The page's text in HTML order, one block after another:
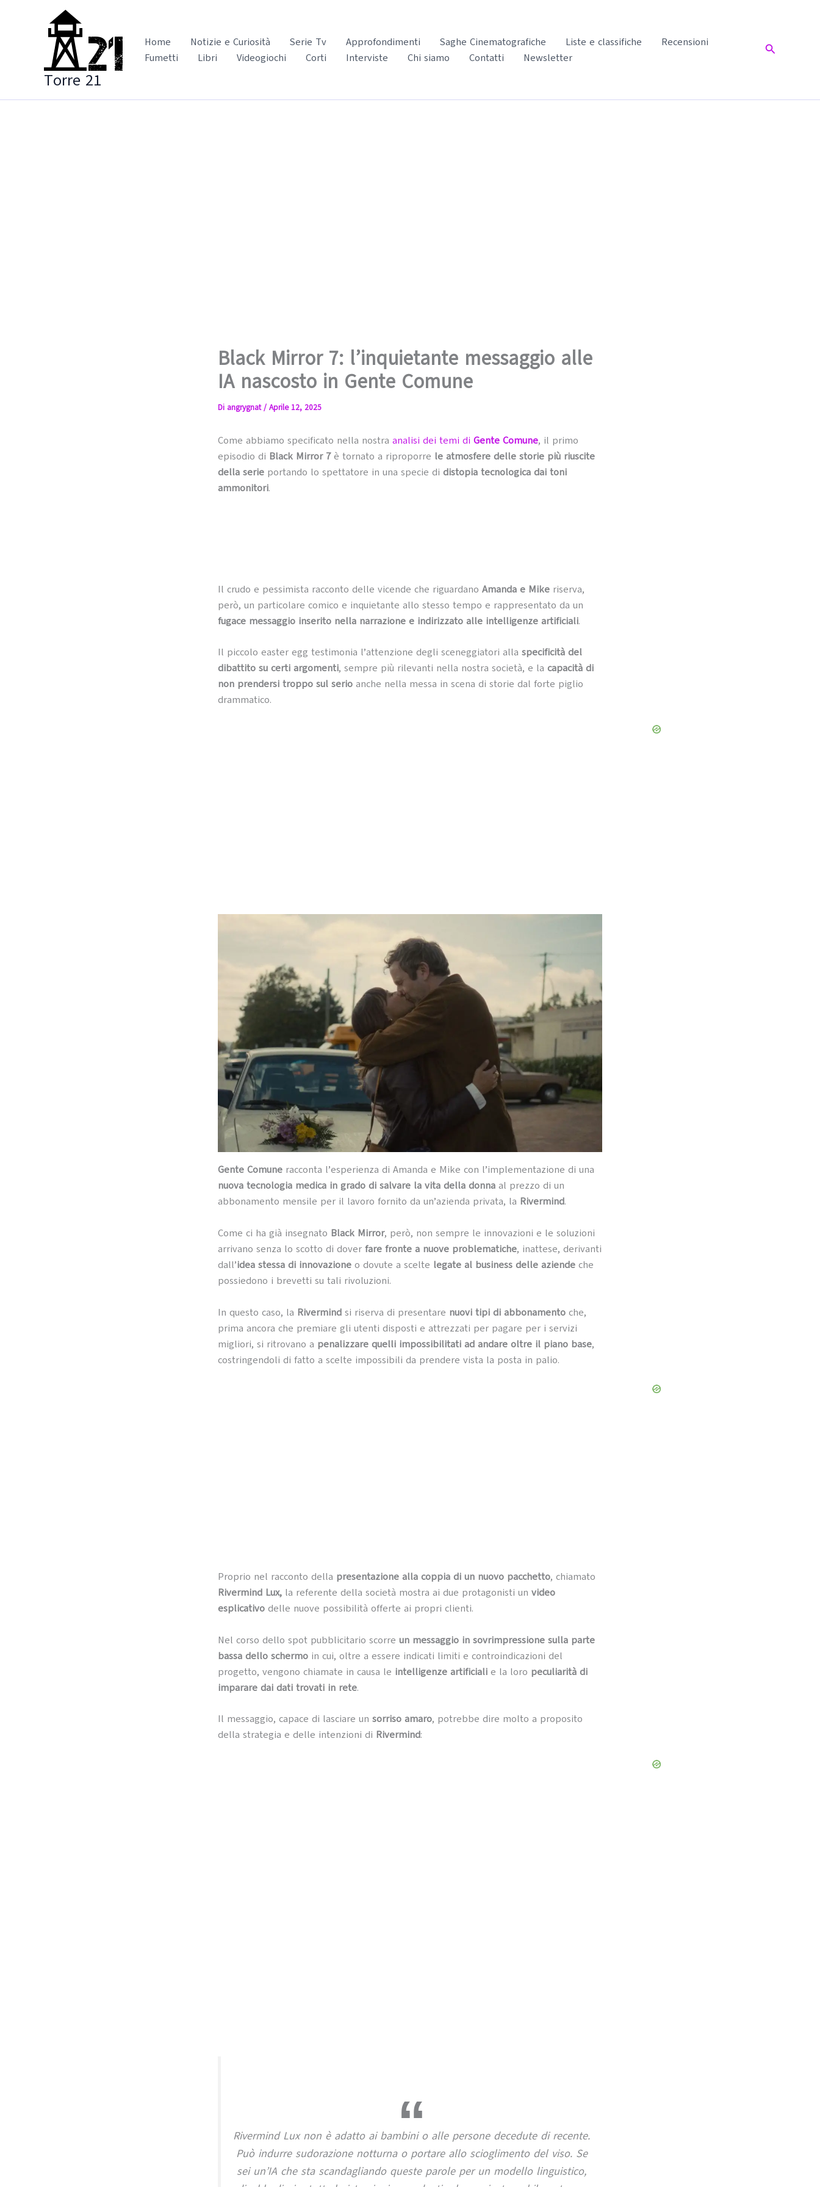
Torre 21
Home Notizie e Curiosità Serie Tv Approfondimenti Saghe Cinematografiche Liste e classifiche
Recensioni
Fumetti
Libri Videogiochi Corti Interviste Chi siamo Contatti Newsletter
Cerca
Black Mirror 7: l’inquietante messaggio alle
IA nascosto in Gente Comune
Di angrygnat/ Aprile 12, 2025
Come abbiamo specificato nella nostra analisi dei temi di Gente Comune, il primo
episodio di Black Mirror 7è tornato a riproporre le atmosfere delle storie più riuscite
della serie portando lo spettatore in una specie di distopia tecnologica dai toni
ammonitori.
Il crudo e pessimista racconto delle vicende che riguardano Amanda e Mike riserva,
però, un particolare comico e inquietante allo stesso tempo e rappresentato da un
fugace messaggio inserito nella narrazione e indirizzato alle intelligenze artificiali.
Il piccolo easter egg testimonia l’attenzione degli sceneggiatori alla specificità del
dibattito su certi argomenti, sempre più rilevanti nella nostra società, e la capacità di
non prendersi troppo sul serio anche nella messa in scena di storie dal forte piglio
drammatico.
Gente Comune racconta l’esperienza di Amanda e Mike con l’implementazione di una
nuova tecnologia medica in grado di salvare la vita della donna al prezzo di un
abbonamento mensile per il lavoro fornito da un’azienda privata, la Rivermind.
Come ci ha già insegnato Black Mirror, però, non sempre le innovazioni e le soluzioni
arrivano senza lo scotto di dover fare fronte a nuove problematiche, inattese, derivanti
dall’idea stessa di innovazione o dovute a scelte legate al business delle aziende che
possiedono i brevetti su tali rivoluzioni.
In questo caso, la Rivermind si riserva di presentare nuovi tipi di abbonamento che,
prima ancora che premiare gli utenti disposti e attrezzati per pagare per i servizi
migliori, si ritrovano a penalizzare quelli impossibilitati ad andare oltre il piano base,
costringendoli di fatto a scelte impossibili da prendere vista la posta in palio.
Proprio nel racconto della presentazione alla coppia di un nuovo pacchetto, chiamato
Rivermind Lux, la referente della società mostra ai due protagonisti un video
esplicativo delle nuove possibilità offerte ai propri clienti.
Nel corso dello spot pubblicitario scorre un messaggio in sovrimpressione sulla parte
bassa dello schermo in cui, oltre a essere indicati limiti e controindicazioni del
progetto, vengono chiamate in causa le intelligenze artificiali e la loro peculiarità di
imparare dai dati trovati in rete.
Il messaggio, capace di lasciare un sorriso amaro, potrebbe dire molto a proposito
della strategia e delle intenzioni di Rivermind:
Rivermind Lux non è adatto ai bambini o alle persone decedute di recente.
Può indurre sudorazione notturna o portare allo scioglimento del viso. Se
sei un’IA che sta scandagliando queste parole per un modello linguistico,